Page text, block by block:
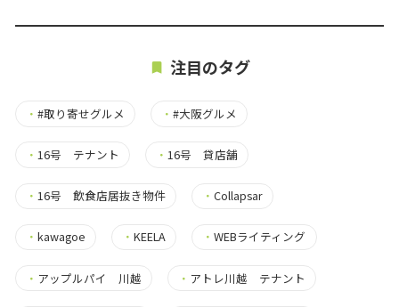
注目のタグ
・ #取り寄せグルメ ・#大阪グルメ
・ 16号 テナント ・16号 貸店舗
・ 16号 飲食店居抜き物件 ・Collapsar
・ kawagoe ・KEELA ・WEBライティング
・ アップルパイ 川越 ・ アトレ川越 テナント